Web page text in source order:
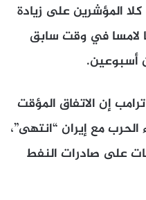
وأغلق كلا المؤشرين على زيادة
لامسا في وقت سابق
أسبوعين.
إن الاتفاق المؤقت
مع إيران “انتهى”،
على صادرات النفط